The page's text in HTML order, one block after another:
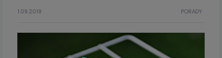
PORADY
1.09.2019